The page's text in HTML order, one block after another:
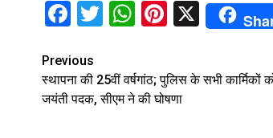
Facebook
Twitter
WhatsApp
Pinterest
X
Continue
Reading
Previous
स्थापना की 25वीं वर्षगांठ; पुलिस के सभी कार्मिकों
जयंती पदक, सीएम ने की घोषणा